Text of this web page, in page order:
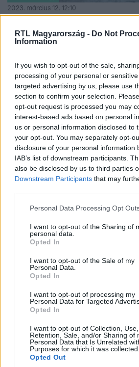
RTL Magyarország - Do Not
Information
If you wish to opt-out of the sale,
processing of your personal or
targeted advertising by us, please use
section to confirm your selection.
opt-out request is processed you may
interest-based ads based on personal
us or personal information disclosed to
your opt-out. You may separately opt-
disclosure of your personal information
IAB’s list of downstream participants.
also be disclosed by us to third parties
Downstream Participants that may
Please note that this website/app uses
not limited to your visit or usage
grant or deny consent to Google and its
use your data for below specified
consent section.
Personal Data Processing Opt
I want to opt-out of the Sharing of
personal data.
Opted In
I want to opt-out of the Sale of my
Personal Data.
Opted In
I want to opt-out of processing my
Personal Data for Targeted
Opted In
I want to opt-out of Collection, Use,
Retention, Sale, and/or Sharing of
Personal Data that Is Unrelated
Purposes for which it was collected.
Opted Out
2023. március 12. 12:10
A rendőrség büntetőeljárás
tömegbaleset körülményeit
2023. március 12. 6:44
Novák Katalin is megszólalt az
történt tömegszerencsétlenség